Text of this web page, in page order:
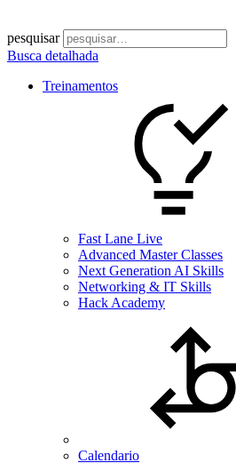
pesquisar
Busca detalhada
Treinamentos
Fast Lane Live
Advanced Master Classes
Next Generation AI Skills
Networking & IT Skills
Hack Academy
Calendario